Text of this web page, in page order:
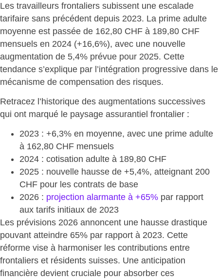
Les travailleurs frontaliers subissent une escalade
tarifaire sans précédent depuis 2023. La prime adulte
moyenne est passée de 162,80 CHF à 189,80 CHF
mensuels en 2024 (+16,6%), avec une nouvelle
augmentation de 5,4% prévue pour 2025. Cette
tendance s’explique par l’intégration progressive dans le
mécanisme de compensation des risques.
Retracez l’historique des augmentations successives
qui ont marqué le paysage assurantiel frontalier :
2023 : +6,3% en moyenne, avec une prime adulte
à 162,80 CHF mensuels
2024 : cotisation adulte à 189,80 CHF
2025 : nouvelle hausse de +5,4%, atteignant 200
CHF pour les contrats de base
2026 : projection alarmante à +65% par rapport
aux tarifs initiaux de 2023
Les prévisions 2026 annoncent une hausse drastique
pouvant atteindre 65% par rapport à 2023. Cette
réforme vise à harmoniser les contributions entre
frontaliers et résidents suisses. Une anticipation
financière devient cruciale pour absorber ces